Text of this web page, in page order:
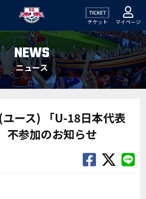
チケット マイページ
NEWS
ニュース
ース) 「U-18日本代表
不参加のお知らせ